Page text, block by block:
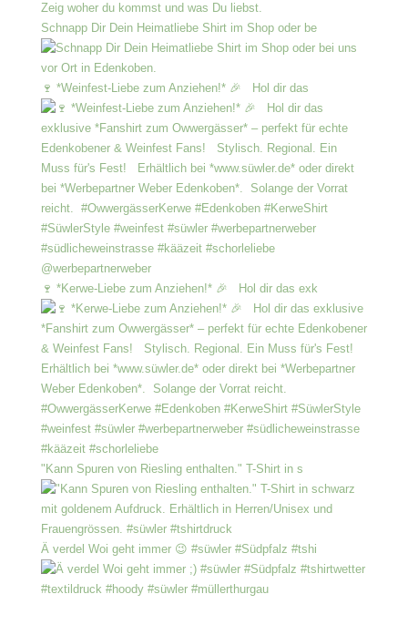
Zeig woher du kommst und was Du liebst.
Schnapp Dir Dein Heimatliebe Shirt im Shop oder be
🍷 *Weinfest-Liebe zum Anziehen!* 🎉 Hol dir das
🍷 *Kerwe-Liebe zum Anziehen!* 🎉 Hol dir das exk
"Kann Spuren von Riesling enthalten." T-Shirt in s
Ä verdel Woi geht immer 😉 #süwler #Südpfalz #tshi
#textildruck #hoody #süwler #müllerthurgau